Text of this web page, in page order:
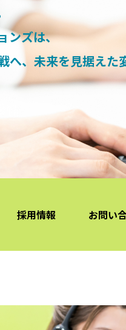
ンズは、
、 未来を見据えた
採用情報 お問い